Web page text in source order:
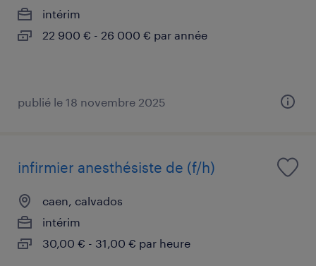
intérim
22 900 € - 26 000 € par année
publié le 18 novembre 2025
infirmier anesthésiste de (f/h)
caen, calvados
intérim
30,00 € - 31,00 € par heure